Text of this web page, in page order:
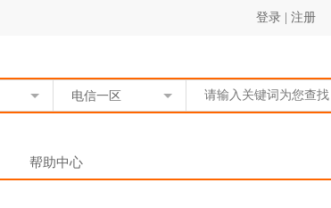
登录 注册
电信一区
帮助中心